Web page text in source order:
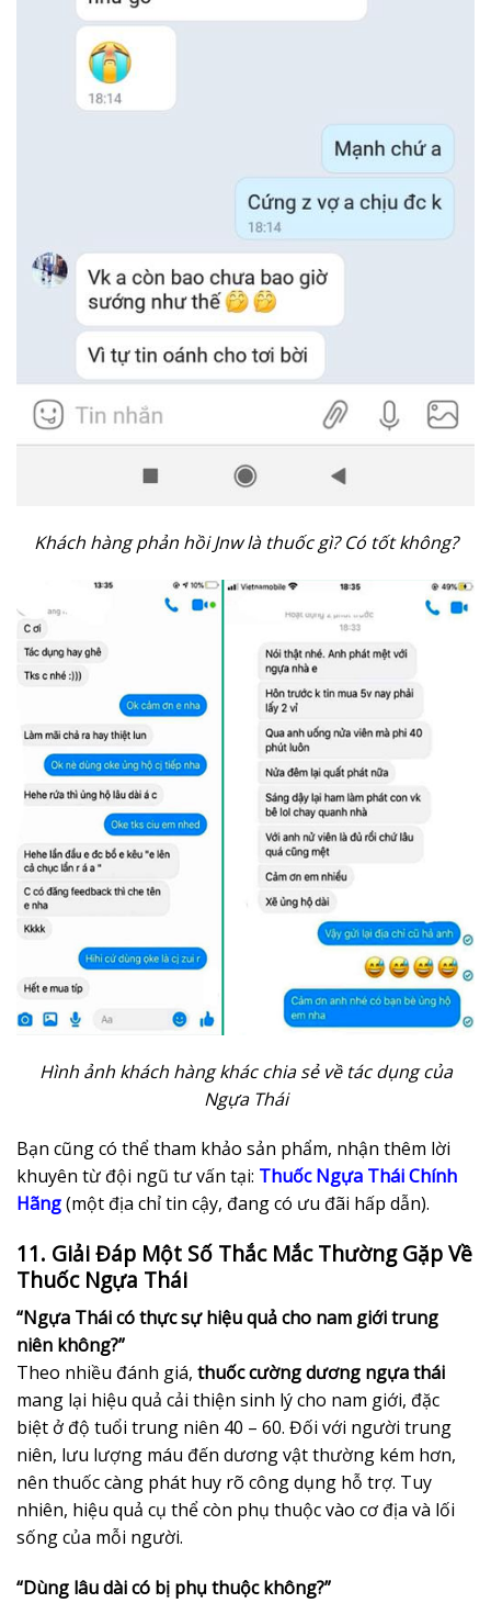
Khách hàng phản hồi Jnw là thuốc gì? Có tốt không?
Hình ảnh khách hàng khác chia sẻ về tác dụng của
Ngựa Thái
Bạn cũng có thể tham khảo sản phẩm, nhận thêm lời
khuyên từ đội ngũ tư vấn tại: Thuốc Ngựa Thái Chính
Hãng(một địa chỉ tin cậy, đang có ưu đãi hấp dẫn).
11. Giải Đáp Một Số Thắc Mắc Thường Gặp Về
Thuốc Ngựa Thái
“Ngựa Thái có thực sự hiệu quả cho nam giới trung
niên không?”
Theo nhiều đánh giá, thuốc cường dương ngựa thái
mang lại hiệu quả cải thiện sinh lý cho nam giới, đặc
biệt ở độ tuổi trung niên 40 – 60. Đối với người trung
niên, lưu lượng máu đến dương vật thường kém hơn,
nên thuốc càng phát huy rõ công dụng hỗ trợ. Tuy
nhiên, hiệu quả cụ thể còn phụ thuộc vào cơ địa và lối
sống của mỗi người.
“Dùng lâu dài có bị phụ thuộc không?”